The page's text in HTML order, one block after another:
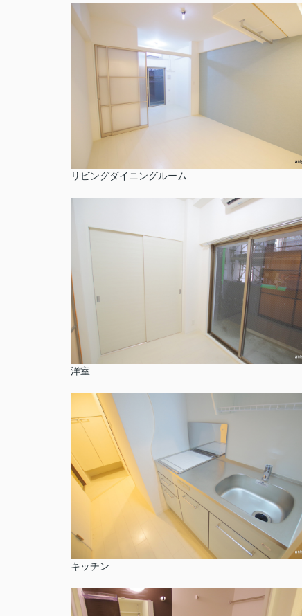
リビングダイニングルーム
洋室
キッチン